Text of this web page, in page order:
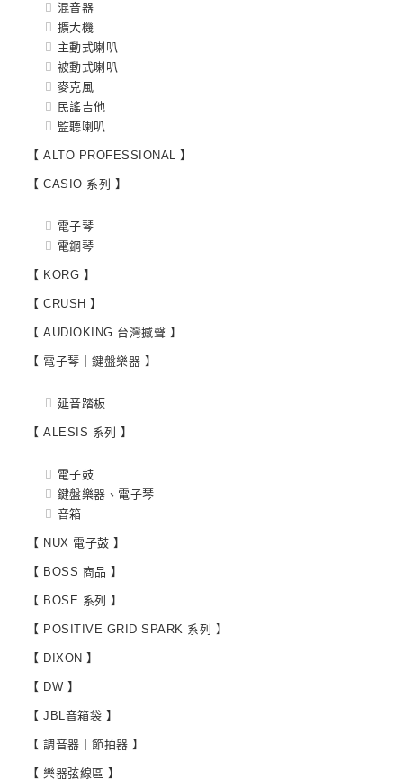
混音器
擴大機
主動式喇叭
被動式喇叭
麥克風
民謠吉他
監聽喇叭
【 ALTO PROFESSIONAL 】
【 CASIO 系列 】
電子琴
電鋼琴
【 KORG 】
【 CRUSH 】
【 AUDIOKING 台灣撼聲 】
【 電子琴｜鍵盤樂器 】
延音踏板
【 ALESIS 系列 】
電子鼓
鍵盤樂器、電子琴
音箱
【 NUX 電子鼓 】
【 BOSS 商品 】
【 BOSE 系列 】
【 POSITIVE GRID SPARK 系列 】
【 DIXON 】
【 DW 】
【 JBL音箱袋 】
【 調音器｜節拍器 】
【 樂器弦線區 】